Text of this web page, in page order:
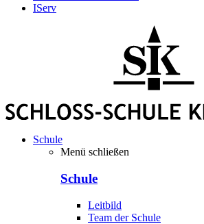
IServ
Schule
Menü schließen
Schule
Leitbild
Team der Schule